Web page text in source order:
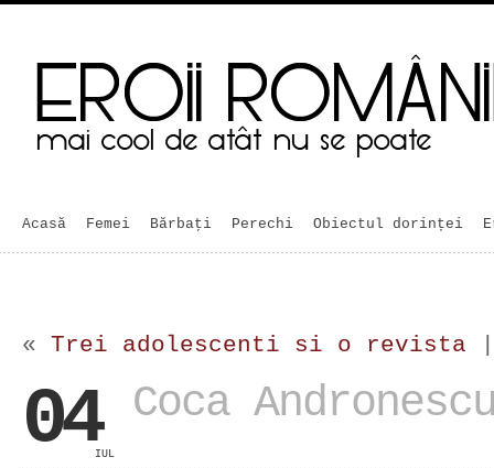
Acasă Femei Bărbaţi Perechi Obiectul dorinței
« Trei adolescenti si o revista
04IUL
Coca